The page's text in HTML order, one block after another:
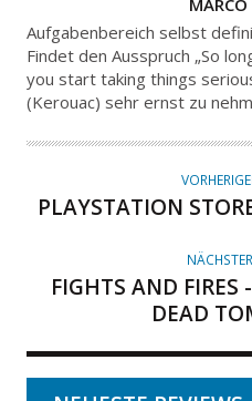
U
T
O
R
Aufgabenbereich selbst
Findet den Ausspruch „So
you start taking things
(Kerouac) sehr ernst zu
PLAYSTATION
FIGHTS AND FIRES
DEAD